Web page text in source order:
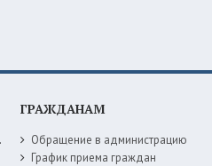
ГРАЖДАНАМ
Обращение в администрацию
График приема граждан